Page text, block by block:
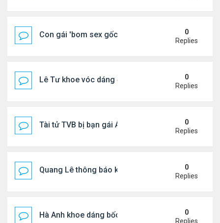
Con gái 'bom sex gốc Việt' đón tuổi 18
0
Replies
Lê Tư khoe vóc dáng ở châu Âu
0
Replies
Tài tử TVB bị bạn gái Á hậu phản bội giờ ra sao?
0
Replies
Quang Lê thông báo khẩn cấp
0
Replies
Hà Anh khoe dáng bốc lửa của ở Maldives
0
Replies